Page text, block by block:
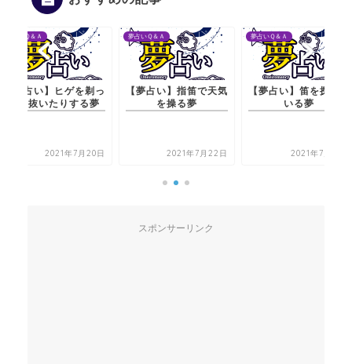
夢占いＱ＆Ａ
【夢占い】指笛で天気
を操る夢
2021年7月22日
夢占いＱ＆Ａ
【夢占い】笛を探して
いる夢
2021年7月21日
夢占いＱ＆Ａ
【夢占い】ヒゲを剃っ
2021年7月20日
スポンサーリンク